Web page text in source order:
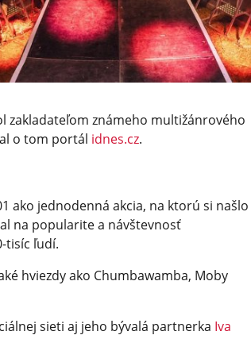
zakladateľom známeho multižánrového
o tom portál idnes.cz.
ako jednodenná akcia, na ktorú si našlo
na popularite a návštevnosť
tisíc ľudí.
hviezdy ako Chumbawamba, Moby
sieti aj jeho bývalá partnerka Iva